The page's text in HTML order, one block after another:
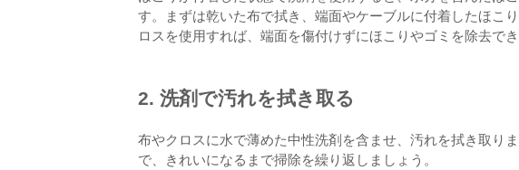
す。まずは乾いた布で拭き、端面やケーブルに付着したほこ
ロスを使用すれば、端面を傷付けずにほこりやゴミを除去でき
2. 洗剤で汚れを拭き取る
布やクロスに水で薄めた中性洗剤を含ませ、汚れを拭き取り
で、きれいになるまで掃除を繰り返しましょう。